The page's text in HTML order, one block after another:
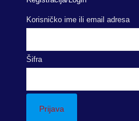
Korisničko ime ili email adresa
Šifra